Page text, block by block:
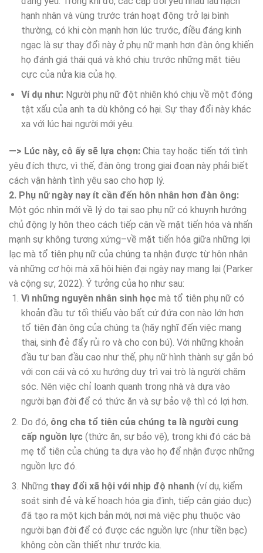
hạnh nhân và vùng trước trán hoạt động trở lại bình
thường, có khi còn mạnh hơn lúc trước, điều đáng kinh
ngạc là sự thay đổi này ở phụ nữ mạnh hơn đàn ông khiến
họ đánh giá thái quá và khó chịu trước những mặt tiêu
cực của nửa kia của họ.
Ví dụ như: Người phụ nữ đột nhiên khó chịu về một đóng
tật xấu của anh ta dù không có hại. Sự thay đổi này khác
xa với lúc hai người mới yêu.
—> Lúc này, cô ấy sẽ lựa chọn: Chia tay hoặc tiến tới tình
yêu đích thực, vì thế, đàn ông trong giai đoạn này phải biết
cách vận hành tình yêu sao cho hợp lý.
2. Phụ nữ ngày nay ít cần đến hôn nhân hơn đàn ông:
Một góc nhìn mới về lý do tại sao phụ nữ có khuynh hướng
chủ động ly hôn theo cách tiếp cận về mặt tiến hóa và nhấn
mạnh sự không tương xứng–về mặt tiến hóa giữa những lợi
lạc mà tổ tiên phụ nữ của chúng ta nhận được từ hôn nhân
và những cơ hội mà xã hội hiện đại ngày nay mang lại (Parker
và cộng sự, 2022). Ý tưởng của họ như sau:
Vì những nguyên nhân sinh học mà tổ tiên phụ nữ có
khoản đầu tư tối thiểu vào bất cứ đứa con nào lớn hơn
tổ tiên đàn ông của chúng ta (hãy nghĩ đến việc mang
thai, sinh đẻ đẩy rủi ro và cho con bú). Với những khoản
đầu tư ban đầu cao như thế, phụ nữ hình thành sự gắn bó
với con cái và có xu hướng duy trì vai trò là người chăm
sóc. Nên việc chỉ loanh quanh trong nhà và dựa vào
người bạn đời để có thức ăn và sự bảo vệ thì có lợi hơn.
Do đó, ông cha tổ tiên của chúng ta là người cung
cấp nguồn lực (thức ăn, sự bảo vệ), trong khi đó các bà
mẹ tổ tiên của chúng ta dựa vào họ để nhận được những
nguồn lực đó.
Những thay đổi xã hội với nhịp độ nhanh(ví dụ, kiểm
soát sinh đẻ và kế hoạch hóa gia đình, tiếp cận giáo dục)
đã tạo ra một kịch bản mới, nơi mà việc phụ thuộc vào
người bạn đời để có được các nguồn lực (như tiền bạc)
không còn cần thiết như trước kia.